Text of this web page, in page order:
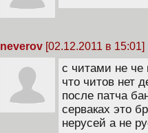
neverov [02.12.2011 в 15:01]
с читами не че
что читов нет
после патча
серваках это
нерусей а не